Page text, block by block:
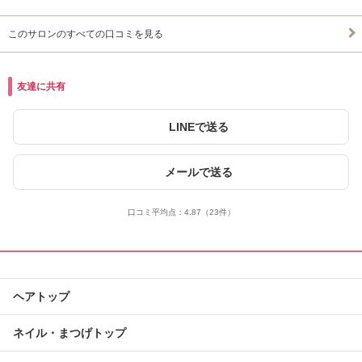
このサロンのすべての口コミを見る
友達に共有
LINEで送る
メールで送る
口コミ平均点： 4.87 （23件）
ヘアトップ
ネイル・まつげトップ